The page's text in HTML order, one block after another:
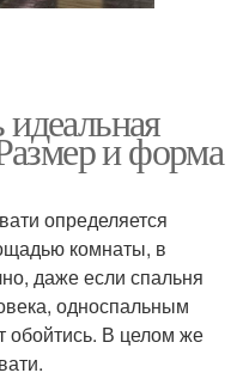
и форма
определяется
комнаты, в
даже если спальня
односпальным
обойтись. В целом же